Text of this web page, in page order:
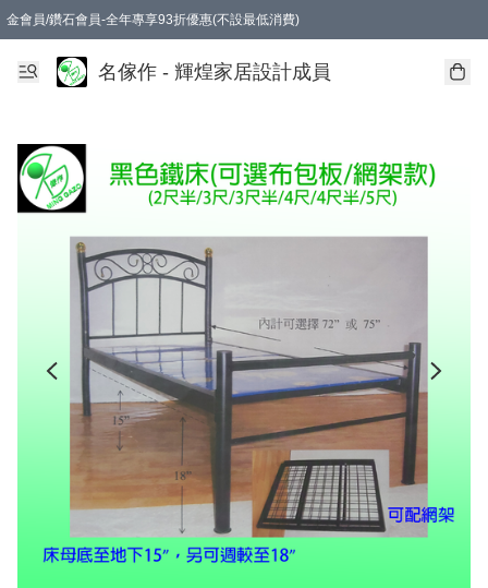
金會員/鑽石會員-全年專享93折優惠(不設最低消費)
名傢作 - 輝煌家居設計成員